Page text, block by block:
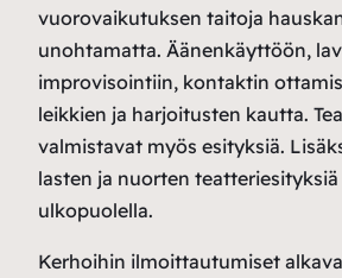
vuorovaikutuksen taitoja
unohtamatta. Äänenkäyttöön,
improvisointiin, kontaktin
leikkien ja harjoitusten kautta.
valmistavat myös esityksiä.
lasten ja nuorten
ulkopuolella.
Kerhoihin ilmoittautumiset